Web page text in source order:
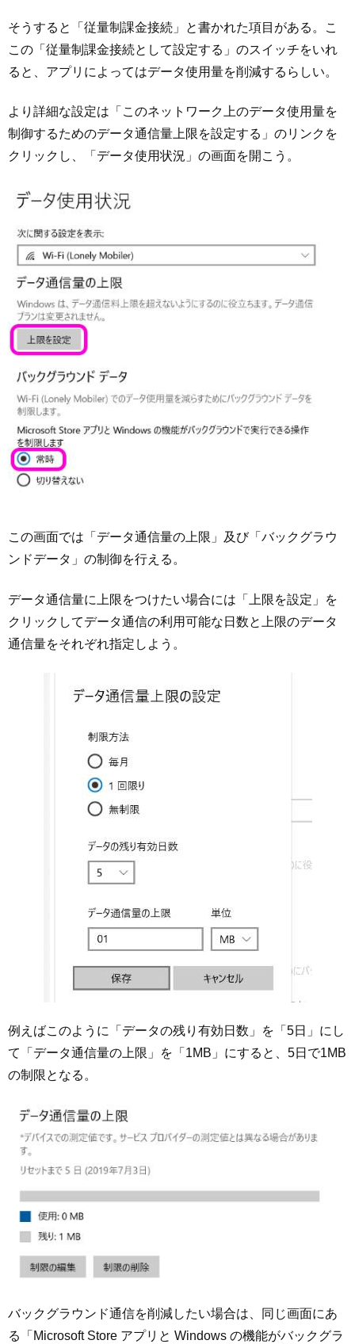
そうすると「従量制課金接続」と書かれた項目がある。こ
この「従量制課金接続として設定する」のスイッチをいれ
ると、アプリによってはデータ使用量を削減するらしい。
より詳細な設定は「このネットワーク上のデータ使用量を
制御するためのデータ通信量上限を設定する」のリンクを
クリックし、「データ使用状況」の画面を開こう。
この画面では「データ通信量の上限」及び「バックグラウ
ンドデータ」の制御を行える。
データ通信量に上限をつけたい場合には「上限を設定」を
クリックしてデータ通信の利用可能な日数と上限のデータ
通信量をそれぞれ指定しよう。
例えばこのように「データの残り有効日数」を「5日」にし
て「データ通信量の上限」を「1MB」にすると、5日で1MB
の制限となる。
バックグラウンド通信を削減したい場合は、同じ画面にあ
る「Microsoft Store アプリと Windows の機能がバックグラ